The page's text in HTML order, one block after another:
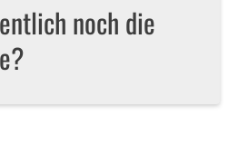
noch die